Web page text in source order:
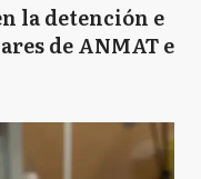
la detención e
de ANMAT e